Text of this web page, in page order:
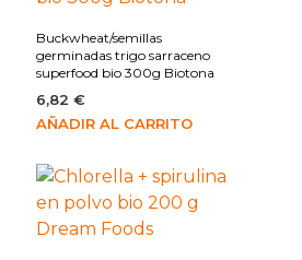
Buckwheat/semillas
germinadas trigo sarraceno
superfood bio 300g Biotona
6,82 €
AÑADIR AL CARRITO